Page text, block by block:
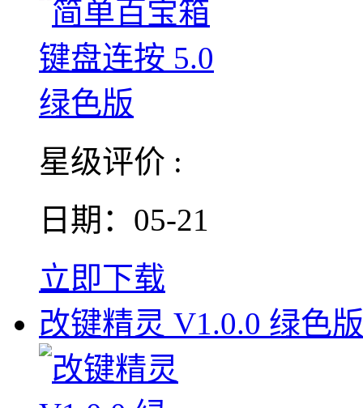
星级评价 :
日期：05-21
立即下载
改键精灵 V1.0.0 绿色版